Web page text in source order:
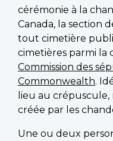
cérémonie à la
Canada, la section
tout cimetière
cimetières parmi la
Commission des
Commonwealth.
lieu au
créée par les
Une ou deux